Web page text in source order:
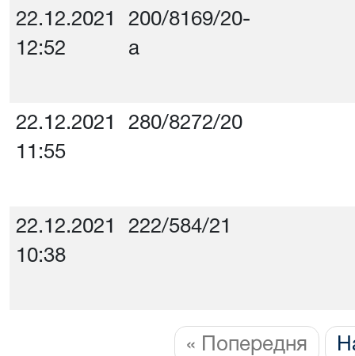
22.12.2021
12:52
200/8169/20-
а
22.12.2021
11:55
280/8272/20
22.12.2021
10:38
222/584/21
« Попередня